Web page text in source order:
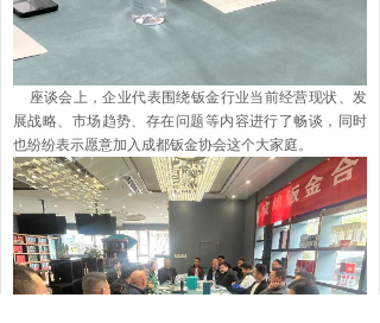
座谈会上，企业代表围绕钣金行业当前经营现状、发
展战略、市场趋势、存在问题等内容进行了畅谈，同时
也纷纷表示愿意加入成都钣金协会这个大家庭。